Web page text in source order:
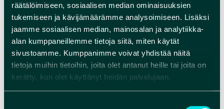
räätälöimiseen, sosiaalisen median ominaisuuksien
tukemiseen ja kävijämäärämme analysoimiseen. Lisäksi
jaamme sosiaalisen median, mainosalan ja analytiikka-
alan kumppaneillemme tietoja siitä, miten käytät
sivustoamme. Kumppanimme voivat yhdistää näitä
tietoja muihin tietoihin, joita olet antanut heille tai joita on
kerätty, kun olet käyttänyt heidän palvelujaan.